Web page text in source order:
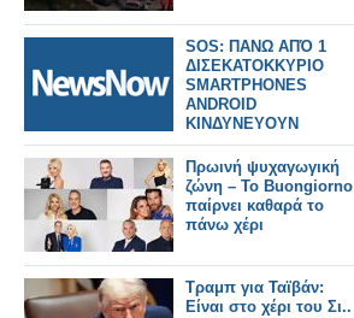
SOS: ΠΑΝΩ ΑΠΌ 1
ΔΙΣΕΚΑΤΟΚΚΥΡΙΟ
SMARTPHONES
ANDROID
ΚΙΝΔΥΝΕΥΟΥΝ
Πρωινή ψυχαγωγική
ζώνη – Το Buongiorno
παίρνει καθαρά το
πάνω χέρι
Τραμπ για Ταϊβάν:
Είναι στο χέρι του Σι..